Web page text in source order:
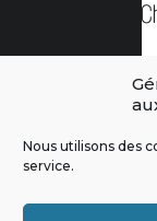
Nous utilisons des
service.
L'intégralité des